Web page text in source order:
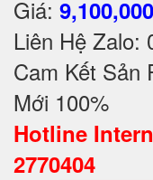
Giá:
Liên Hệ Zalo:
Cam Kết Sản
Mới 100%
Hotline
2770404